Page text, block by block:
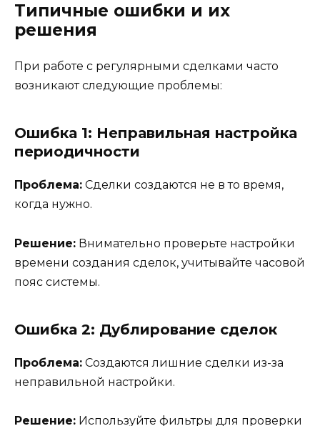
Типичные ошибки и их
решения
При работе с регулярными сделками часто
возникают следующие проблемы:
Ошибка 1: Неправильная настройка
периодичности
Проблема: Сделки создаются не в то время,
когда нужно.
Решение: Внимательно проверьте настройки
времени создания сделок, учитывайте часовой
пояс системы.
Ошибка 2: Дублирование сделок
Проблема: Создаются лишние сделки из-за
неправильной настройки.
Решение: Используйте фильтры для проверки